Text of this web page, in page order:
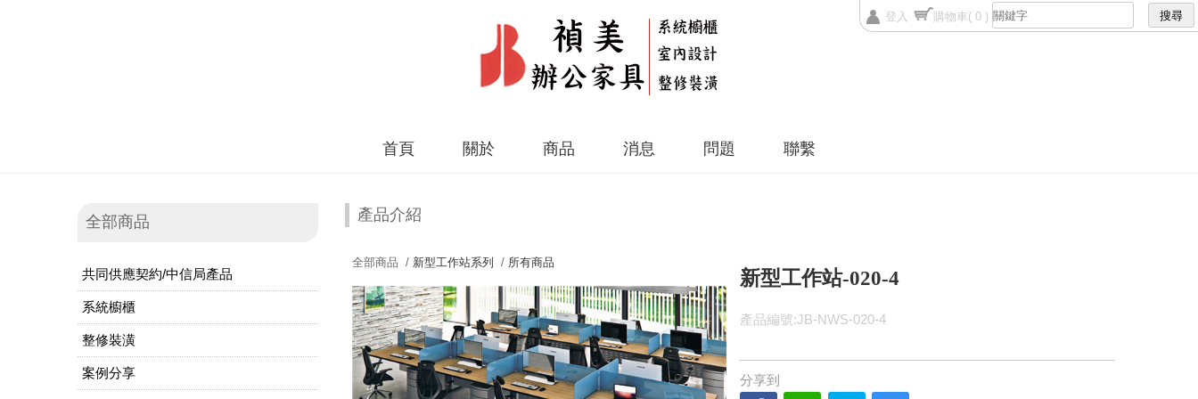
登入 購物車( 0 )
首頁 關於 商品 消息 問題 聯繫
全部商品
共同供應契約/中信局產品
系統櫥櫃
整修裝潢
案例分享
產品介紹
全部商品 / 新型工作站系列 / 所有商品
新型工作站-020-4
產品編號:JB-NWS-020-4
分享到